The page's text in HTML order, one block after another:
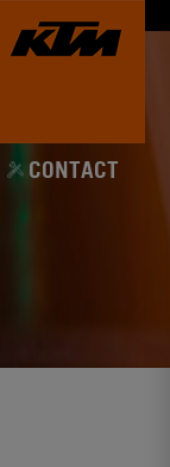
CONTACT